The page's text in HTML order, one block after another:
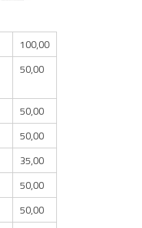
100,00
50,00
50,00
50,00
35,00
50,00
50,00